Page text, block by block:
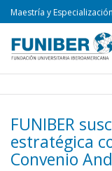
Maestría y Especialización
FUNIBER
estratégica
Convenio